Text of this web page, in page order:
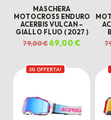
MASCHERA
MOTOCROSS ENDURO
ACERBIS VULCAN –
GIALLO FLUO ( 2027 )
79,00€Il
prezzo
79,00 €.
69,00€
69,00 €.
IN OFFERTA!